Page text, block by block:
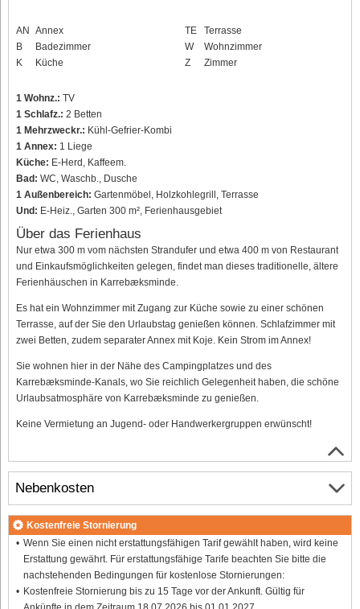
AN Annex
B
Badezimmer
K
Küche
TE
Terrasse
W
Wohnzimmer
Z
Zimmer
1 Wohnz.: TV
1 Schlafz.: 2 Betten
1 Mehrzweckr.: Kühl-Gefrier-Kombi
1 Annex: 1 Liege
Küche: E-Herd, Kaffeem.
Bad: WC, Waschb., Dusche
1 Außenbereich: Gartenmöbel, Holzkohlegrill, Terrasse
Und: E-Heiz., Garten 300 m², Ferienhausgebiet
Über das Ferienhaus
Nur etwa 300 m vom nächsten Strandufer und etwa 400 m von Restaurant
und Einkaufsmöglichkeiten gelegen, findet man dieses traditionelle, ältere
Ferienhäuschen in Karrebæksminde.
Es hat ein Wohnzimmer mit Zugang zur Küche sowie zu einer schönen
Terrasse, auf der Sie den Urlaubstag genießen können. Schlafzimmer mit
zwei Betten, zudem separater Annex mit Koje. Kein Strom im Annex!
Sie wohnen hier in der Nähe des Campingplatzes und des
Karrebæksminde-Kanals, wo Sie reichlich Gelegenheit haben, die schöne
Urlaubsatmosphäre von Karrebæksminde zu genießen.
Keine Vermietung an Jugend- oder Handwerkergruppen erwünscht!
Nebenkosten
Kostenfreie Stornierung
Wenn Sie einen nicht erstattungsfähigen Tarif gewählt haben, wird keine
Erstattung gewährt. Für erstattungsfähige Tarife beachten Sie bitte die
nachstehenden Bedingungen für kostenlose Stornierungen:
Kostenfreie Stornierung bis zu 15 Tage vor der Ankunft. Gültig für